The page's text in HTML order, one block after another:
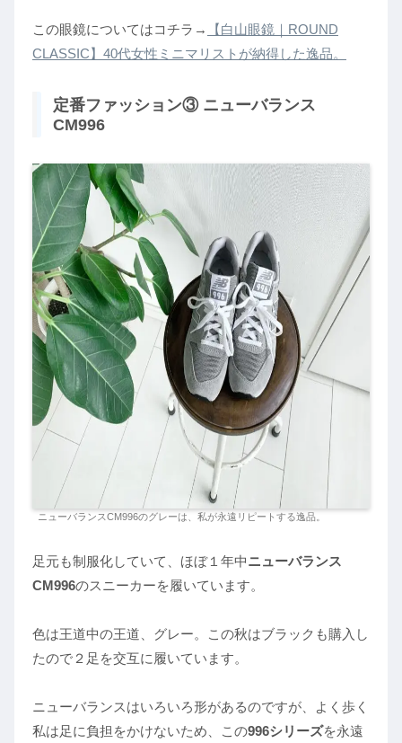
この眼鏡についてはコチラ→
【白山眼鏡｜ROUND
CLASSIC】40代女性ミニマリストが納得した逸品。
定番ファッション③ ニューバランス
CM996
ニューバランスCM996のグレーは、私が永遠リピートする逸品。
足元も制服化していて、ほぼ１年中ニューバランス
CM996のスニーカーを履いています。
色は王道中の王道、グレー。この秋はブラックも購入し
たので２足を交互に履いています。
ニューバランスはいろいろ形があるのですが、よく歩く
私は足に負担をかけないため、この996シリーズを永遠